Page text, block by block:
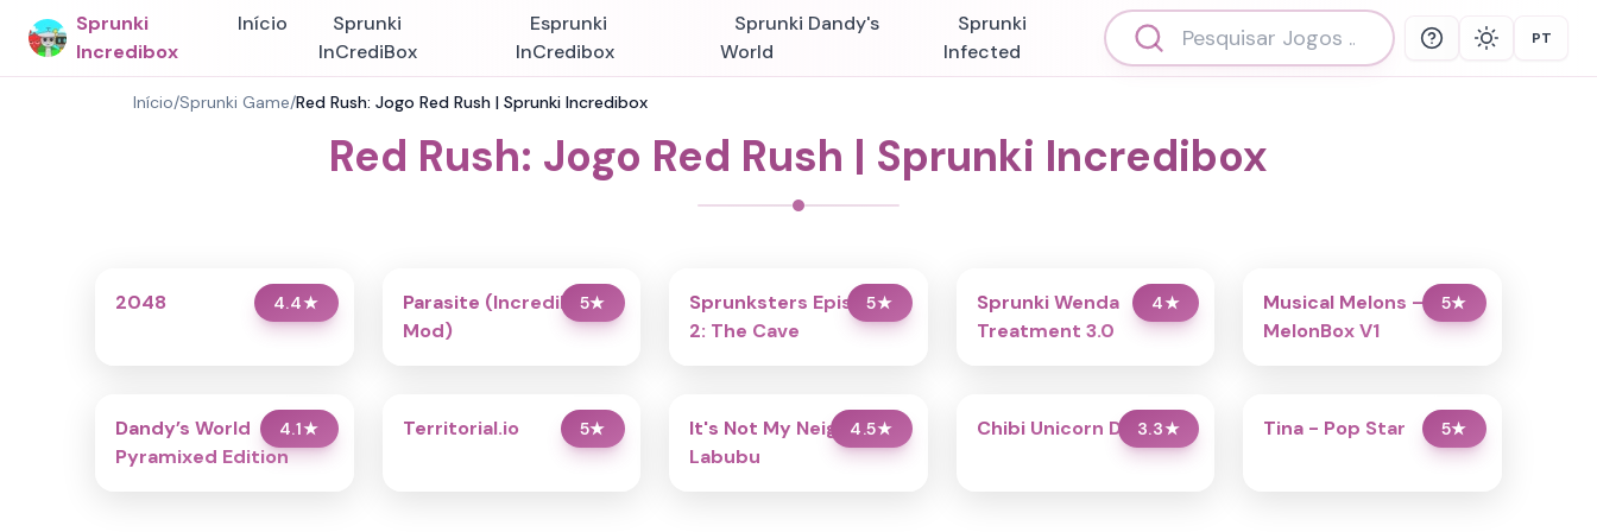
Sprunki
Incredibox
Início
Sprunki
InCrediBox
Esprunki
InCredibox
Sprunki Dandy's
World
Sprunki
Infected
Help Theme Select
PT
Início/Sprunki Game/Red Rush: Jogo Red Rush | Sprunki Incredibox
Red Rush: Jogo Red Rush | Sprunki Incredibox
4.4★
2048 5★
Parasite (Incredibox
Mod)
5★
Sprunksters Episode
2: The Cave
4★
Sprunki Wenda
Treatment 3.0
5★
Musical Melons –
MelonBox V1
4.1★
Dandy’s World
Pyramixed Edition
5★
Territorial.io 4.5★
It's Not My Neighbor:
Labubu
3.3★
Chibi Unicorn Dress Up 5★
Tina - Pop Star